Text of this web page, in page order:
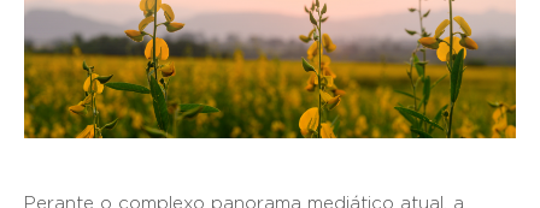
Perante o complexo panorama mediático atual, a